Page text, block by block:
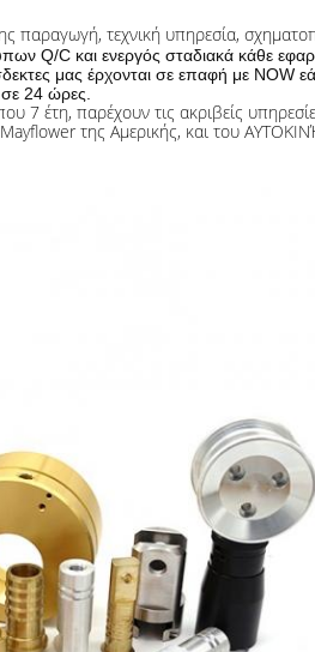
τεχνική υπηρεσία,
Q/C και ενεργός σταδιακά κάθε
μας έρχονται σε επαφή με NOW
24 ώρες.
7 έτη, παρέχουν τις ακριβείς
της Αμερικής, και του